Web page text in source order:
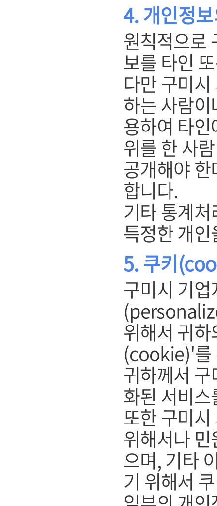
4. 개인정
원칙적으로
보를 타인
다만 구미
하는 사람
용하여 타
위를 한 사
공개해야
합니다.
기타 통계
특정한 개
5. 쿠키
구미시 기
위해서 귀
(cookie)'를
귀하께서
화된 서비
또한 구미
위해서나
으며, 기타
기 위해서